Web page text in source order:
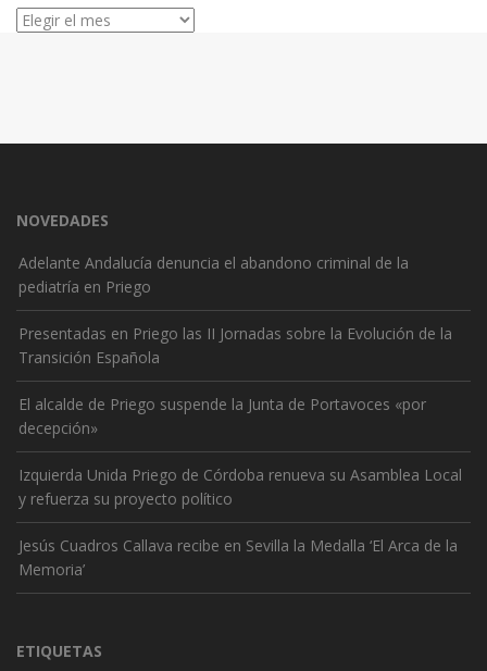
Archivos
NOVEDADES
Adelante Andalucía denuncia el abandono criminal de la
pediatría en Priego
Presentadas en Priego las II Jornadas sobre la Evolución de la
Transición Española
El alcalde de Priego suspende la Junta de Portavoces «por
decepción»
Izquierda Unida Priego de Córdoba renueva su Asamblea Local
y refuerza su proyecto político
Jesús Cuadros Callava recibe en Sevilla la Medalla ‘El Arca de la
Memoria’
ETIQUETAS